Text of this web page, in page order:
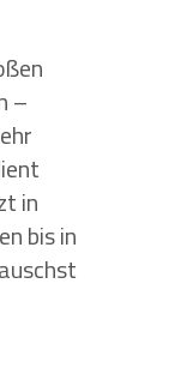
–
in
bis in